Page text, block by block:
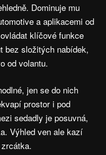
Dominuje mu
a aplikacemi od
klíčové funkce
bez složitých nabídek,
od volantu.
jen se do nich
prostor i pod
sedadly je posuvná,
Výhled ven ale kazí